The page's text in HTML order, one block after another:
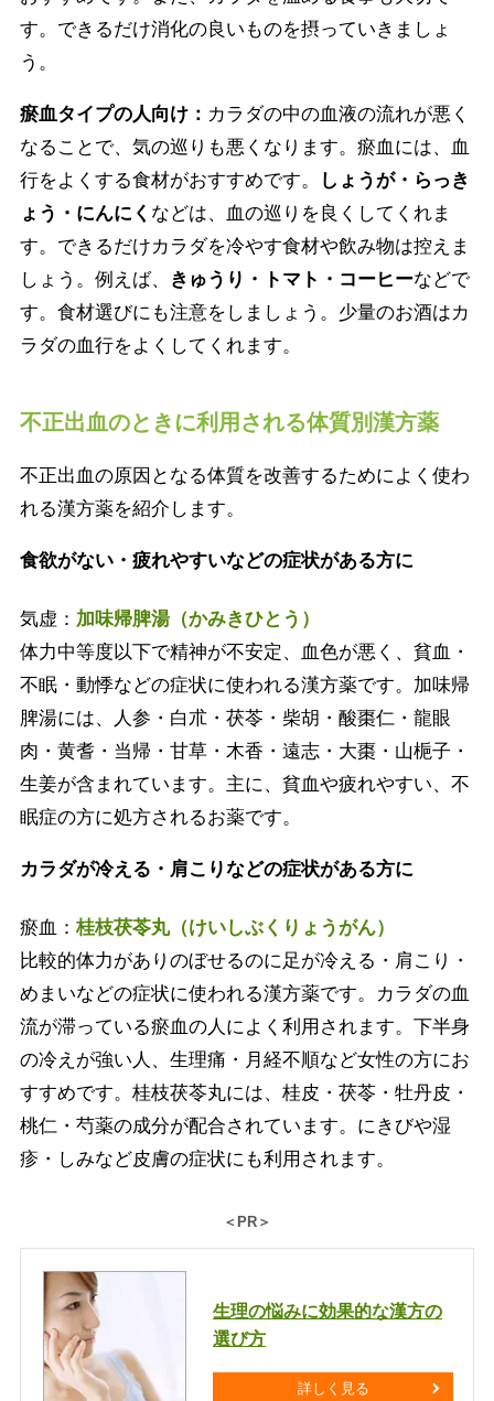
す。できるだけ消化の良いものを摂っていきましょ
う。
瘀血タイプの人向け： カラダの中の血液の流れが悪く
なることで、気の巡りも悪くなります。瘀血には、血
行をよくする食材がおすすめです。
しょうが・らっき
ょう・にんにく などは、血の巡りを良くしてくれま
す。できるだけカラダを冷やす食材や飲み物は控えま
しょう。例えば、
きゅうり・トマト・コーヒーなどで
す。食材選びにも注意をしましょう。少量のお酒はカ
ラダの血行をよくしてくれます。
不正出血のときに利用される体質別漢方薬
不正出血の原因となる体質を改善するためによく使わ
れる漢方薬を紹介します。
食欲がない・疲れやすいなどの症状がある方に
気虚： 加味帰脾湯（かみきひとう）
体力中等度以下で精神が不安定、血色が悪く、貧血・
不眠・動悸などの症状に使われる漢方薬です。加味帰
脾湯には、人参・白朮・茯苓・柴胡・酸棗仁・龍眼
肉・黄耆・当帰・甘草・木香・遠志・大棗・山梔子・
生姜が含まれています。主に、貧血や疲れやすい、不
眠症の方に処方されるお薬です。
カラダが冷える・肩こりなどの症状がある方に
瘀血： 桂枝茯苓丸（けいしぶくりょうがん）
比較的体力がありのぼせるのに足が冷える・肩こり・
めまいなどの症状に使われる漢方薬です。カラダの血
流が滞っている瘀血の人によく利用されます。下半身
の冷えが強い人、生理痛・月経不順など女性の方にお
すすめです。桂枝茯苓丸には、桂皮・茯苓・牡丹皮・
桃仁・芍薬の成分が配合されています。にきびや湿
疹・しみなど皮膚の症状にも利用されます。
＜PR＞
生理の悩みに効果的な漢方の
選び方
詳しく見る